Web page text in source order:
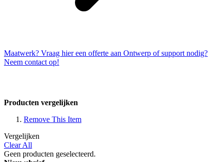
Maatwerk? Vraag hier een offerte aan Ontwerp of support nodig?
Neem contact op!
Producten vergelijken
Remove This Item
Vergelijken
Clear All
Geen producten geselecteerd.